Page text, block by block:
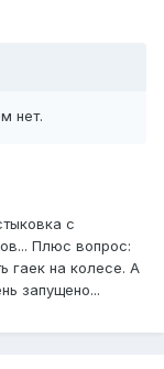
нет.
с
Плюс вопрос:
гаек на колесе. А
запущено...